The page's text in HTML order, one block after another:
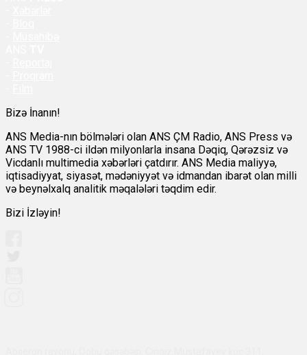
Bizə İnanın!
ANS Media-nın bölmələri olan ANS ÇM Radio, ANS Press və
ANS TV 1988-ci ildən milyonlarla insana Dəqiq, Qərəzsiz və
Vicdanlı multimedia xəbərləri çatdırır. ANS Media maliyyə,
iqtisadiyyat, siyasət, mədəniyyət və idmandan ibarət olan milli
və beynəlxalq analitik məqalələri təqdim edir.
Bizi İzləyin!